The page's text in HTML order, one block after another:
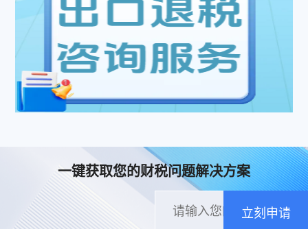
一键获取您的财税问题解决方案
立刻申请